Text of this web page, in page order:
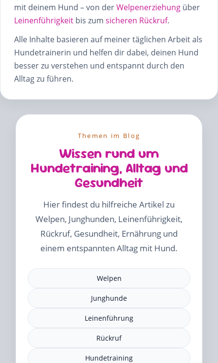
mit deinem Hund – von derWelpenerziehung über
Leinenführigkeit bis zum sicheren Rückruf.
Alle Inhalte basieren auf meiner täglichen Arbeit als
Hundetrainerin und helfen dir dabei, deinen Hund
besser zu verstehen und entspannt durch den
Alltag zu führen.
Themen im Blog
Wissen rund um
Hundetraining, Alltag und
Gesundheit
Hier findest du hilfreiche Artikel zu
Welpen, Junghunden, Leinenführigkeit,
Rückruf, Gesundheit, Ernährung und
einem entspannten Alltag mit Hund.
Welpen
Junghunde
Leinenführung
Rückruf
Hundetraining